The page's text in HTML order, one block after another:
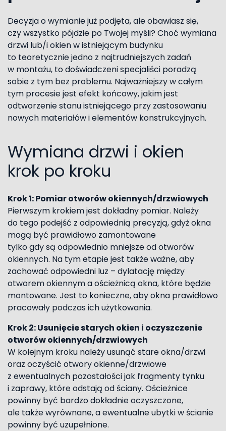
Decyzja o wymianie już podjęta, ale obawiasz się,
czy wszystko pójdzie po Twojej myśli? Choć wymiana
drzwi lub/i okien w istniejącym budynku
to teoretycznie jedno z najtrudniejszych zadań
w montażu, to doświadczeni specjaliści poradzą
sobie z tym bez problemu. Najważniejszy w całym
tym procesie jest efekt końcowy, jakim jest
odtworzenie stanu istniejącego przy zastosowaniu
nowych materiałów i elementów konstrukcyjnych.
Wymiana drzwi i okien
krok po kroku
Krok 1: Pomiar otworów okiennych/drzwiowych
Pierwszym krokiem jest dokładny pomiar. Należy
do tego podejść z odpowiednią precyzją, gdyż okna
mogą być prawidłowo zamontowane
tylko gdy są odpowiednio mniejsze od otworów
okiennych. Na tym etapie jest także ważne, aby
zachować odpowiedni luz – dylatację między
otworem okiennym a ościeżnicą okna, które będzie
montowane. Jest to konieczne, aby okna prawidłowo
pracowały podczas ich użytkowania.
Krok 2: Usunięcie starych okien i oczyszczenie
otworów okiennych/drzwiowych
W kolejnym kroku należy usunąć stare okna/drzwi
oraz oczyścić otwory okienne/drzwiowe
z ewentualnych pozostałości jak fragmenty tynku
i zaprawy, które odstają od ściany. Ościeżnice
powinny być bardzo dokładnie oczyszczone,
ale także wyrównane, a ewentualne ubytki w ścianie
powinny być uzupełnione.